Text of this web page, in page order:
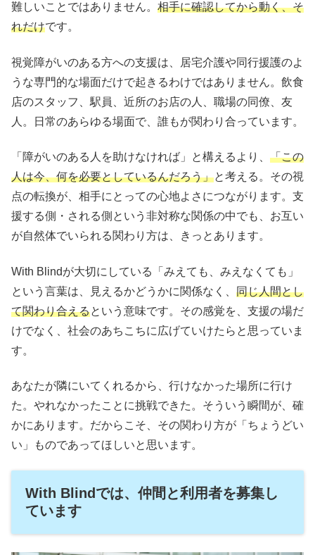
難しいことではありません。 相手に確認してから動く、そ
れだけです。
視覚障がいのある方への支援は、居宅介護や同行援護のよ
うな専門的な場面だけで起きるわけではありません。飲食
店のスタッフ、駅員、近所のお店の人、職場の同僚、友
人。日常のあらゆる場面で、誰もが関わり合っています。
「障がいのある人を助けなければ」と構えるより、 「この
人は今、何を必要としているんだろう」と考える。その視
点の転換が、相手にとっての心地よさにつながります。支
援する側・される側という非対称な関係の中でも、お互い
が自然体でいられる関わり方は、きっとあります。
With Blindが大切にしている「みえても、みえなくても」
という言葉は、見えるかどうかに関係なく、 同じ人間とし
て関わり合えるという意味です。その感覚を、支援の場だ
けでなく、社会のあちこちに広げていけたらと思っていま
す。
あなたが隣にいてくれるから、行けなかった場所に行け
た。やれなかったことに挑戦できた。そういう瞬間が、確
かにあります。だからこそ、その関わり方が「ちょうどい
い」ものであってほしいと思います。
With Blindでは、仲間と利用者を募集し
ています